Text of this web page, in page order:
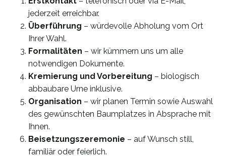
jederzeit erreichbar.
Überführung – würdevolle Abholung vom Ort
Ihrer Wahl.
Formalitäten – wir kümmern uns um alle
notwendigen Dokumente.
Kremierung und Vorbereitung – biologisch
abbaubare Urne inklusive.
Organisation – wir planen Termin sowie Auswahl
des gewünschten Baumplatzes in Absprache mit
Ihnen.
Beisetzungszeremonie – auf Wunsch still,
familiär oder feierlich.